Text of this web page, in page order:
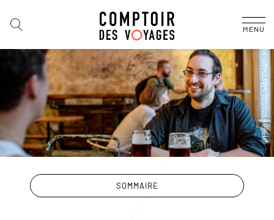
MENU
SOMMAIRE